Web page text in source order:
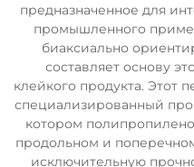
предназначенное для
промышленного
биаксиально
составляет основу
клейкого продукта. Этот
специализированный
котором
продольном и
исключительную